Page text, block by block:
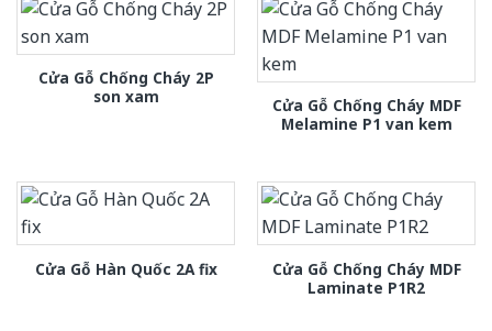
Cửa Gỗ Chống Cháy 2P
son xam
Cửa Gỗ Chống Cháy MDF
Melamine P1 van kem
Cửa Gỗ Hàn Quốc 2A fix
Cửa Gỗ Chống Cháy MDF
Laminate P1R2